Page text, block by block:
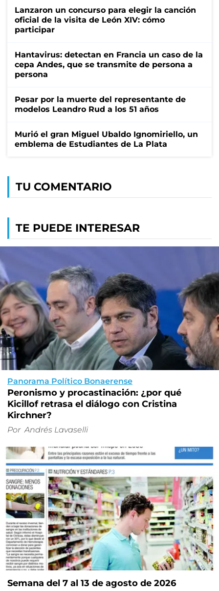
Lanzaron un concurso para elegir la canción
oficial de la visita de León XIV: cómo
participar
Hantavirus: detectan en Francia un caso de la
cepa Andes, que se transmite de persona a
persona
Pesar por la muerte del representante de
modelos Leandro Rud a los 51 años
Murió el gran Miguel Ubaldo Ignomiriello, un
emblema de Estudiantes de La Plata
TU COMENTARIO
TE PUEDE INTERESAR
Panorama Político Bonaerense
Peronismo y procastinación: ¿por qué
Kicillof retrasa el diálogo con Cristina
Kirchner?
Por Andrés Lavaselli
Semana del 7 al 13 de agosto de 2026